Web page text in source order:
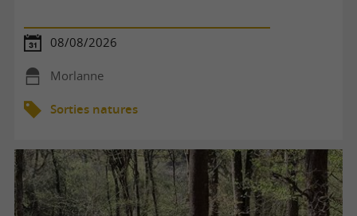
08/08/2026
Morlanne
Sorties natures